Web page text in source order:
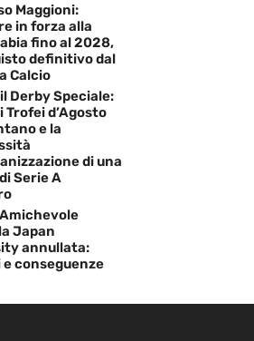
Maggioni:
in forza alla
fino al 2028,
definitivo dal
Calcio
Derby Speciale:
Trofei d’Agosto
e la
di una
Serie A
Japan
annullata:
conseguenze